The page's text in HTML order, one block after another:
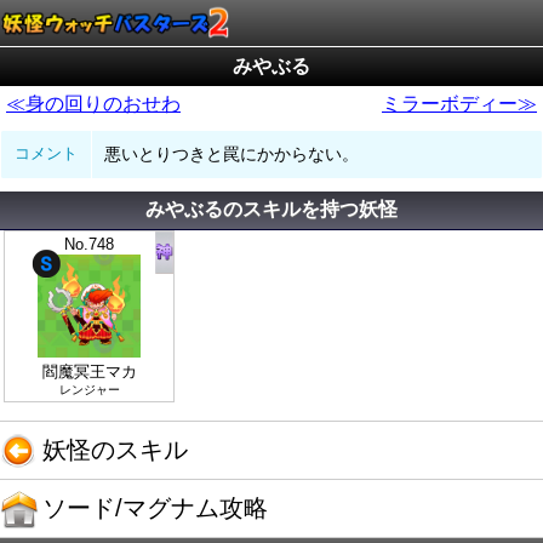
みやぶる
≪身の回りのおせわ
ミラーボディー≫
コメント 悪いとりつきと罠にかからない。
みやぶるのスキルを持つ妖怪
No.748
閻魔冥王マカ
レンジャー
妖怪のスキル
ソード/マグナム攻略